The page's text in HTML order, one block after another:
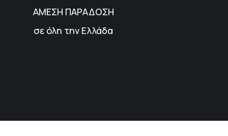
ΑΜΕΣΗ ΠΑΡΑΔΟΣΗ
σε όλη την Ελλάδα